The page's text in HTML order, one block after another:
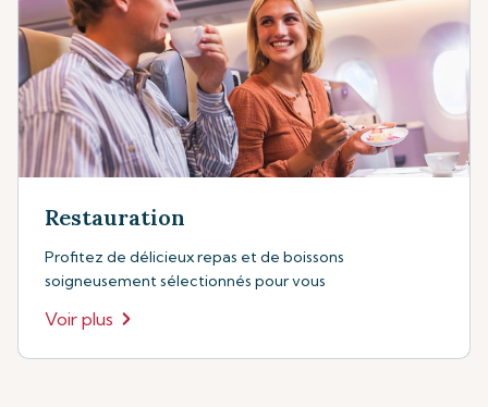
Restauration
Profitez de délicieux repas et de boissons
soigneusement sélectionnés pour vous
Voir plus